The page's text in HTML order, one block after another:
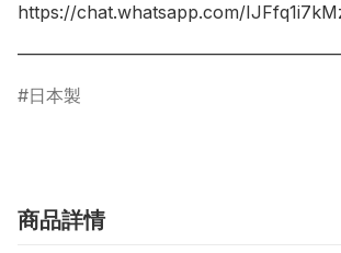
https://chat.whatsapp.com/
日本製
商品詳情